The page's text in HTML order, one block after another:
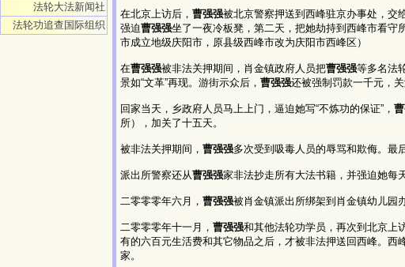
法轮大法新闻社
法轮功追查国际组织
在北京上访后， 曹强强被北京警察押送到西峰驻京办事处，交
强迫曹强强坐了一夜冷板凳，第二天，把她劫持到西峰市看
市成立地级庆阳市，原县级西峰市改为庆阳市西峰区）
在曹强强被非法关押期间，肖金镇政府人员把曹强强等多名法
景如“文革”再现。游街示众后， 曹强强还被强制罚款一千元，
回家当天，乡政府人员马上上门，逼迫她写“不炼功的保证”，
所），加关了十五天。
被非法关押期间， 曹强强多次受到吸毒人员的辱骂和欺侮。最
派出所警察还从曹强强家非法抄走所有大法书籍，并强迫她每
二零零零年六月， 曹强强被肖金镇派出所绑架到肖金镇幼儿园
二零零零年十一月， 曹强强和其他法轮功学员，再次到北京上
有的六百元生活费和其它物品之后，才被非法押送回西峰。西
家。